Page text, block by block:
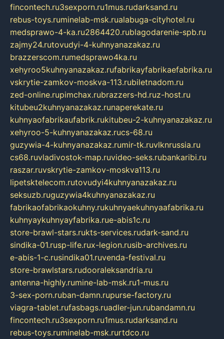
fincontech.ru3sexporn.ru1mus.rudarksand.ru
rebus-toys.ruminelab-msk.rualabuga-cityhotel.ru
medsprawo-4-ka.ru2864420.rublagodarenie-spb.ru
zajmy24.rutovudyi-4-kuhnyanazakaz.ru
brazzerscom.rumedsprawo4ka.ru
xehyroo5kuhnyanazakaz.rufabrikayfabrikaefabrika.ru
vskrytie-zamkov-moskva-113.rubiletnadom.ru
zed-online.rupimchax.rubrazzers-hd.ruz-host.ru
kitubeu2kuhnyanazakaz.runaperekate.ru
kuhnyaofabrikaufabrik.rukitubeu-2-kuhnyanazakaz.ru
xehyroo-5-kuhnyanazakaz.rucs-68.ru
guzywia-4-kuhnyanazakaz.rumir-tk.ruvlknrussia.ru
cs68.ruvladivostok-map.ruvideo-seks.rubankaribi.ru
raszar.ruvskrytie-zamkov-moskva113.ru
lipetsktelecom.rutovudyi4kuhnyanazakaz.ru
seksuzb.ruguzywia4kuhnyanazakaz.ru
fabrikaofabrikaokuhny.rukuhnyaekuhnyaafabrika.ru
kuhnyaykuhnyayfabrika.rue-abis1c.ru
store-brawl-stars.rukts-services.rudark-sand.ru
sindika-01.rusp-life.rux-legion.rusib-archives.ru
e-abis-1-c.rusindika01.ruvenda-festival.ru
store-brawlstars.rudooraleksandria.ru
antenna-highly.rumine-lab-msk.ru1-mus.ru
3-sex-porn.ruban-damn.rupurse-factory.ru
viagra-tablet.rufasbags.ruadler-jun.rubandamn.ru
fincontech.ru3sexporn.ru1mus.rudarksand.ru
rebus-toys.ruminelab-msk.rurtdco.ru